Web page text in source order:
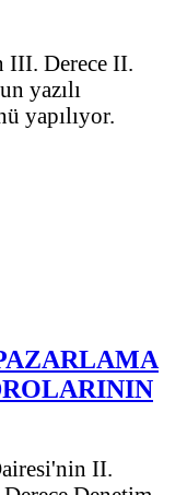
III. Derece II.
yazılı
yapılıyor.
II.